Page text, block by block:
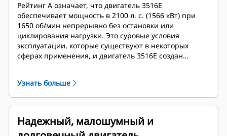
Рейтинг A означает, что двигатель 3516E
обеспечивает мощность в 2100 л. с. (1566 кВт) при
1650 об/мин непрерывно без остановки или
циклирования нагрузки. Это суровые условия
эксплуатации, которые существуют в некоторых
сферах применения, и двигатель 3516E создан
Узнать больше
Надежный, малошумный и